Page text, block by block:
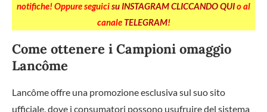
notifiche! Oppure seguicisu INSTAGRAM CLICCANDO QUIo al
canale TELEGRAM!
Come ottenere i Campioni omaggio
Lancôme
Lancôme offre una promozione esclusiva sul suo sito
ufficiale, dove i consumatori possono usufruire del sistema